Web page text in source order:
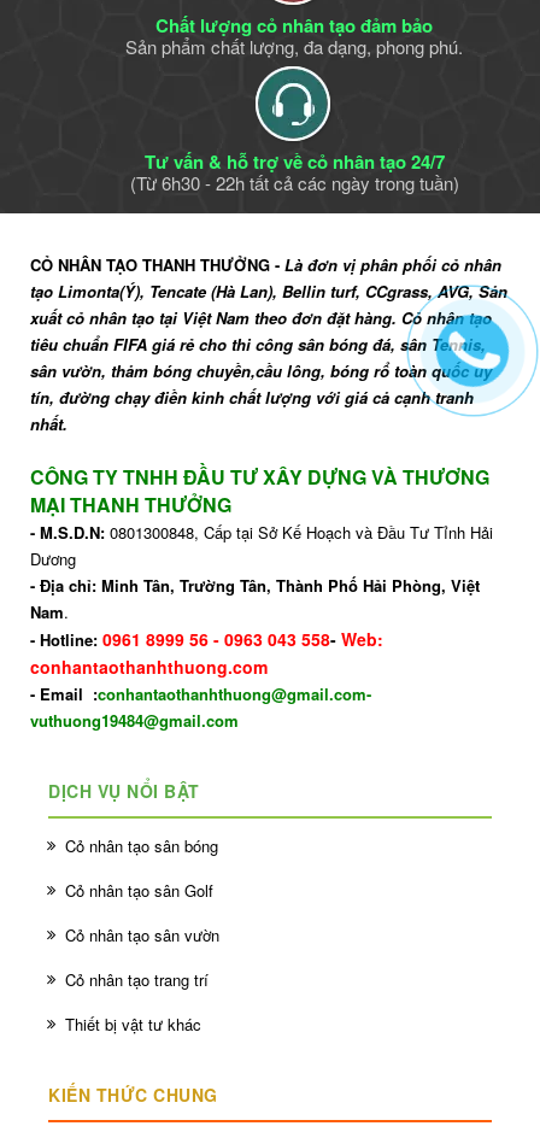
Chất lượng cỏ nhân tạo đảm bảo
Sản phẩm chất lượng, đa dạng, phong phú.
Tư vấn & hỗ trợ về cỏ nhân tạo 24/7
(Từ 6h30 - 22h tất cả các ngày trong tuần)
CỎ NHÂN TẠO THANH THƯỞNG - Là đơn vị phân phối cỏ nhân
tạo Limonta(Ý), Tencate (Hà Lan), Bellin turf, CCgrass, AVG, Sản
xuất cỏ nhân tạo tại Việt Nam theo đơn đặt hàng. Cỏ nhân tạo
tiêu chuẩn FIFA giá rẻ cho thi công sân bóng đá, sân Tennis,
sân vườn, thảm bóng chuyền,cầu lông, bóng rổ toàn quốc uy
tín, đường chạy điền kinh chất lượng với giá cả cạnh tranh
nhất.
CÔNG TY TNHH ĐẦU TƯ XÂY DỰNG VÀ THƯƠNG
MẠI THANH THƯỞNG
- M.S.D.N: 0801300848, Cấp tại Sở Kế Hoạch và Đầu Tư Tỉnh Hải
Dương
- Địa chỉ: Minh Tân, Trường Tân, Thành Phố Hải Phòng, Việt
Nam.
- Hotline: 0961 8999 56 - 0963 043 558- Web:
conhantaothanhthuong.com
- Email :conhantaothanhthuong@gmail.com-
vuthuong19484@gmail.com
DỊCH VỤ NỔI BẬT
Cỏ nhân tạo sân bóng
Cỏ nhân tạo sân Golf
Cỏ nhân tạo sân vườn
Cỏ nhân tạo trang trí
Thiết bị vật tư khác
KIẾN THỨC CHUNG